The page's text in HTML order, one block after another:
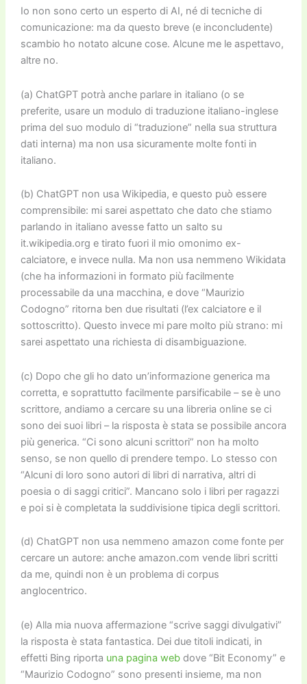
Io non sono certo un esperto di AI, né di tecniche di
comunicazione: ma da questo breve (e inconcludente)
scambio ho notato alcune cose. Alcune me le aspettavo,
altre no.
(a) ChatGPT potrà anche parlare in italiano (o se
preferite, usare un modulo di traduzione italiano-inglese
prima del suo modulo di “traduzione” nella sua struttura
dati interna) ma non usa sicuramente molte fonti in
italiano.
(b) ChatGPT non usa Wikipedia, e questo può essere
comprensibile: mi sarei aspettato che dato che stiamo
parlando in italiano avesse fatto un salto su
it.wikipedia.org e tirato fuori il mio omonimo ex-
calciatore, e invece nulla. Ma non usa nemmeno Wikidata
(che ha informazioni in formato più facilmente
processabile da una macchina, e dove “Maurizio
Codogno” ritorna ben due risultati (l’ex calciatore e il
sottoscritto). Questo invece mi pare molto più strano: mi
sarei aspettato una richiesta di disambiguazione.
(c) Dopo che gli ho dato un’informazione generica ma
corretta, e soprattutto facilmente parsificabile – se è uno
scrittore, andiamo a cercare su una libreria online se ci
sono dei suoi libri – la risposta è stata se possibile ancora
più generica. “Ci sono alcuni scrittori” non ha molto
senso, se non quello di prendere tempo. Lo stesso con
“Alcuni di loro sono autori di libri di narrativa, altri di
poesia o di saggi critici”. Mancano solo i libri per ragazzi
e poi si è completata la suddivisione tipica degli scrittori.
(d) ChatGPT non usa nemmeno amazon come fonte per
cercare un autore: anche amazon.com vende libri scritti
da me, quindi non è un problema di corpus
anglocentrico.
(e) Alla mia nuova affermazione “scrive saggi divulgativi”
la risposta è stata fantastica. Dei due titoli indicati, in
effetti Bing riporta una pagina webdove “Bit Economy” e
“Maurizio Codogno” sono presenti insieme, ma non